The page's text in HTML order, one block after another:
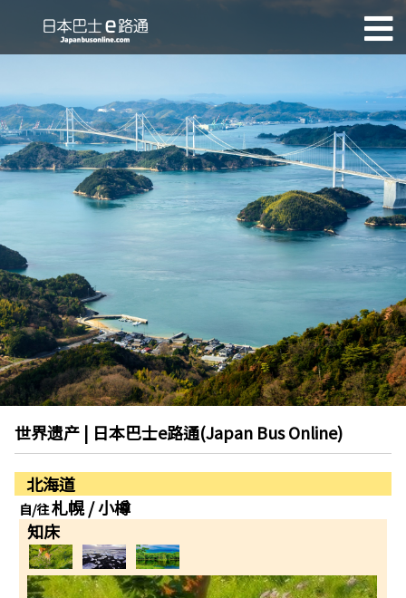
世界遗产 | 日本巴士e路通(Japan Bus Online)
北海道
自/往札幌 / 小樽
知床